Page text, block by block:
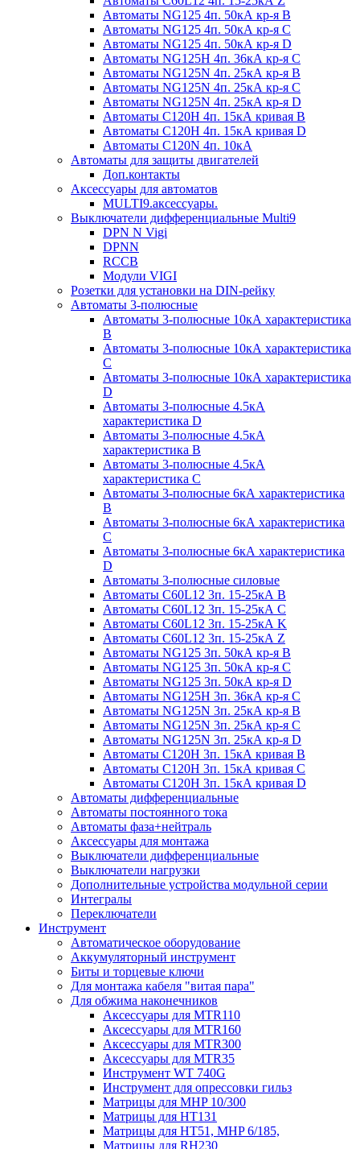
Автоматы NG125 4п. 50кА кр-я B
Автоматы NG125 4п. 50кА кр-я C
Автоматы NG125 4п. 50кА кр-я D
Автоматы NG125H 4п. 36кА кр-я C
Автоматы NG125N 4п. 25кА кр-я B
Автоматы NG125N 4п. 25кА кр-я C
Автоматы NG125N 4п. 25кА кр-я D
Автоматы С120H 4п. 15кА кривая B
Автоматы С120H 4п. 15кА кривая D
Автоматы С120N 4п. 10кА
Автоматы для защиты двигателей
Доп.контакты
Аксессуары для автоматов
MULTI9.аксессуары.
Выключатели дифференциальные Multi9
DPN N Vigi
DPNN
RCCB
Модули VIGI
Розетки для установки на DIN-рейку
Автоматы 3-полюсные
Автоматы 3-полюсные 10кА характеристика
B
Автоматы 3-полюсные 10кА характеристика
C
Автоматы 3-полюсные 10кА характеристика
D
Автоматы 3-полюсные 4.5кА
характеристика D
Автоматы 3-полюсные 4.5кА
характеристика В
Автоматы 3-полюсные 4.5кА
характеристика С
Автоматы 3-полюсные 6кА характеристика
B
Автоматы 3-полюсные 6кА характеристика
C
Автоматы 3-полюсные 6кА характеристика
D
Автоматы 3-полюсные силовые
Автоматы C60L12 3п. 15-25кА B
Автоматы C60L12 3п. 15-25кА C
Автоматы C60L12 3п. 15-25кА K
Автоматы C60L12 3п. 15-25кА Z
Автоматы NG125 3п. 50кА кр-я B
Автоматы NG125 3п. 50кА кр-я C
Автоматы NG125 3п. 50кА кр-я D
Автоматы NG125H 3п. 36кА кр-я C
Автоматы NG125N 3п. 25кА кр-я B
Автоматы NG125N 3п. 25кА кр-я C
Автоматы NG125N 3п. 25кА кр-я D
Автоматы С120Н 3п. 15кА кривая B
Автоматы С120Н 3п. 15кА кривая C
Автоматы С120Н 3п. 15кА кривая D
Автоматы дифференциальные
Автоматы постоянного тока
Автоматы фаза+нейтраль
Аксессуары для монтажа
Выключатели дифференциальные
Выключатели нагрузки
Дополнительные устройства модульной серии
Интегралы
Переключатели
Инструмент
Автоматическое оборудование
Аккумуляторный инструмент
Биты и торцевые ключи
Для монтажа кабеля "витая пара"
Для обжима наконечников
Аксессуары для MTR110
Аксессуары для MTR160
Аксессуары для MTR300
Аксессуары для MTR35
Инструмент WT 740G
Инструмент для опрессовки гильз
Матрицы для MHP 10/300
Матрицы для НТ131
Матрицы для НТ51, MHP 6/185,
Матрицы для RH230